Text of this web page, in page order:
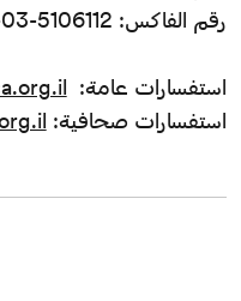
رقم الفاكس: 5106112-03-972
استفسارات عامة:
استفسارات صحافية: